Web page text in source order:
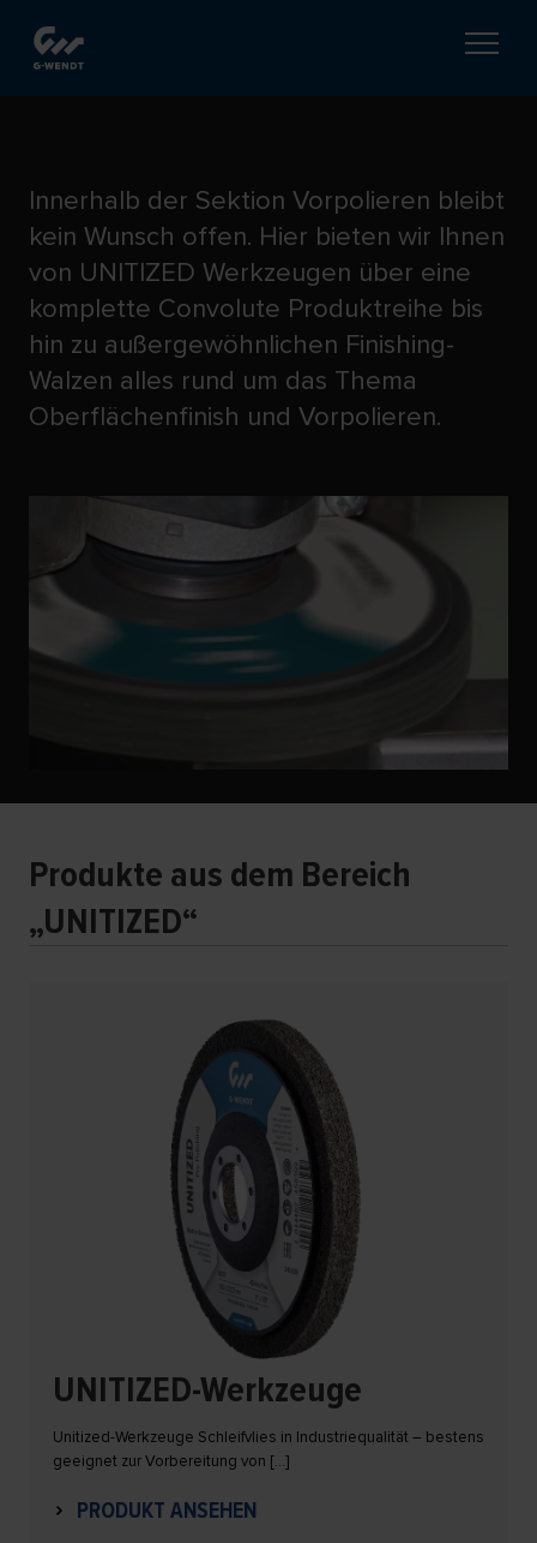
Innerhalb der Sektion Vorpolieren bleibt
kein Wunsch offen. Hier bieten wir Ihnen
von UNITIZED Werkzeugen über eine
komplette Convolute Produktreihe bis
hin zu außergewöhnlichen Finishing-
Walzen alles rund um das Thema
Oberflächenfinish und Vorpolieren.
Produkte aus dem Bereich
„UNITIZED“
UNITIZED-Werkzeuge
Unitized-Werkzeuge Schleifvlies in Industriequalität – bestens
geeignet zur Vorbereitung von […]
PRODUKT ANSEHEN